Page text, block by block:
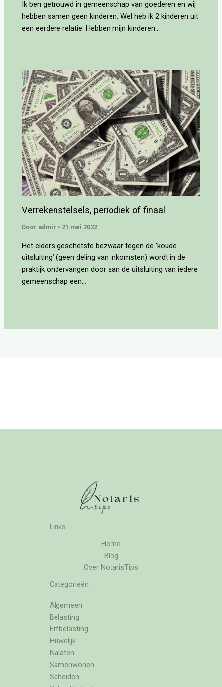
Ik ben getrouwd in gemeenschap van goederen en wij
hebben samen geen kinderen. Wel heb ik 2 kinderen uit
een eerdere relatie. Hebben mijn kinderen…
Verrekenstelsels, periodiek of finaal
Door admin • 21 mei 2022
Het elders geschetste bezwaar tegen de ‘koude
uitsluiting’ (geen deling van inkomsten) wordt in de
praktijk ondervangen door aan de uitsluiting van iedere
gemeenschap een…
Links
Home
Blog
Over NotarisTips
Categorieën
Algemeen
Belasting
Erfbelasting
Huwelijk
Nalaten
Samenwonen
Scheiden